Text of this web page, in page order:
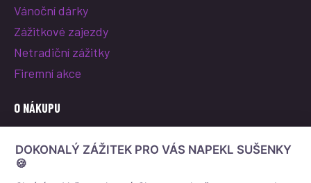
Vánoční dárky
Zážitkové zajezdy
Netradiční zážitky
Firemní akce
O NÁKUPU
O nás
Vše o nákupu
DOKONALÝ ZÁŽITEK PRO VÁS NAPEKL SUŠENKY
🍪